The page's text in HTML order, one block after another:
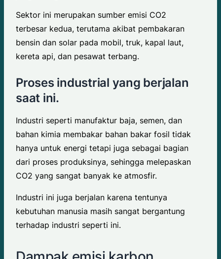
Sektor ini merupakan sumber emisi CO2
terbesar kedua, terutama akibat pembakaran
bensin dan solar pada mobil, truk, kapal laut,
kereta api, dan pesawat terbang.
Proses industrial yang berjalan
saat ini.
Industri seperti manufaktur baja, semen, dan
bahan kimia membakar bahan bakar fosil tidak
hanya untuk energi tetapi juga sebagai bagian
dari proses produksinya, sehingga melepaskan
CO2 yang sangat banyak ke atmosfir.
Industri ini juga berjalan karena tentunya
kebutuhan manusia masih sangat bergantung
terhadap industri seperti ini.